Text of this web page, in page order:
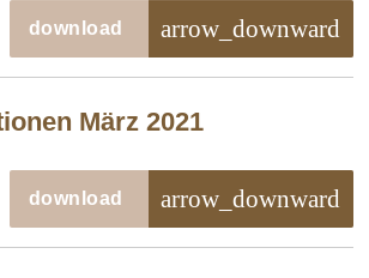
download
arrow_downward
März 2021
download
arrow_downward